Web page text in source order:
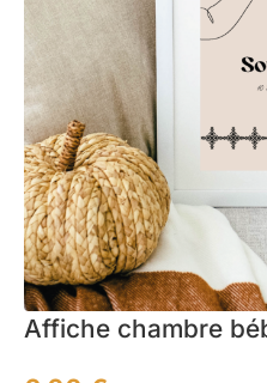
Affiche chambre